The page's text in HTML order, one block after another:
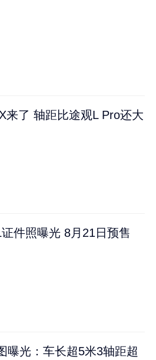
来了 轴距比途观L Pro还大
件照曝光 8月21日预售
曝光：车长超5米3轴距超